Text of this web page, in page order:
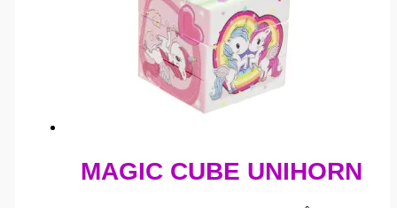
MAGIC CUBE UNIHORN